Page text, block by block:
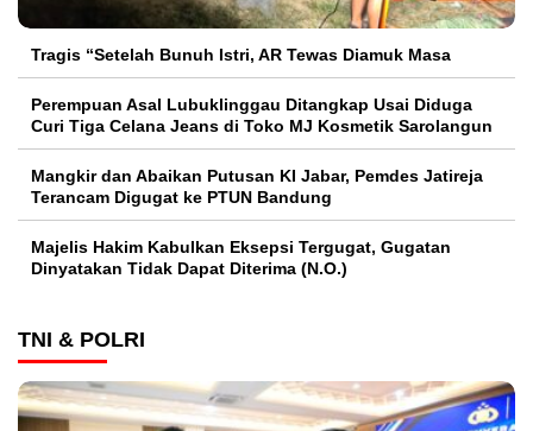
Tragis “Setelah Bunuh Istri, AR Tewas Diamuk Masa
Perempuan Asal Lubuklinggau Ditangkap Usai Diduga
Curi Tiga Celana Jeans di Toko MJ Kosmetik Sarolangun
Mangkir dan Abaikan Putusan KI Jabar, Pemdes Jatireja
Terancam Digugat ke PTUN Bandung
Majelis Hakim Kabulkan Eksepsi Tergugat, Gugatan
Dinyatakan Tidak Dapat Diterima (N.O.)
TNI & POLRI